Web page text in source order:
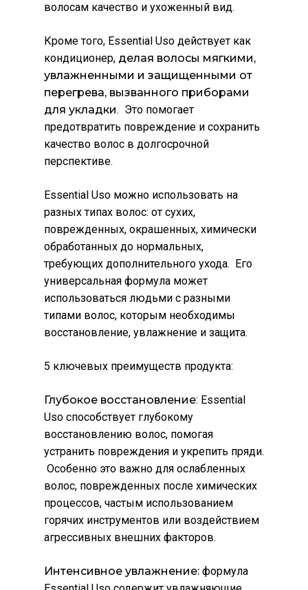
волосам качество и ухоженный вид.
Кроме того, Essential Usо действует как
кондиционер, делая волосы мягкими,
увлажненными и защищенными от
перегрева, вызванного приборами
для укладки. Это помогает
предотвратить повреждение и сохранить
качество волос в долгосрочной
перспективе.
Essential Usо можно использовать на
разных типах волос: от сухих,
поврежденных, окрашенных, химически
обработанных до нормальных,
требующих дополнительного ухода. Его
универсальная формула может
использоваться людьми с разными
типами волос, которым необходимы
восстановление, увлажнение и защита.
5 ключевых преимуществ продукта:
Глубокое восстановление: Essential
Usо способствует глубокому
восстановлению волос, помогая
устранить повреждения и укрепить пряди.
Особенно это важно для ослабленных
волос, поврежденных после химических
процессов, частым использованием
горячих инструментов или воздействием
агрессивных внешних факторов.
Интенсивное увлажнение: формула